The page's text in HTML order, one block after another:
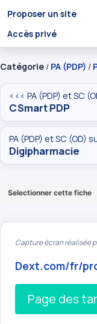
Proposer un site
Accès privé
Catégorie / PA (PDP) /
<<< PA (PDP) et SC
CSmart PDP
PA (PDP) et SC (OD)
Digipharmacie
Selectionner cette fiche
Capture écran réalisée
Dext.com/fr/
Page des